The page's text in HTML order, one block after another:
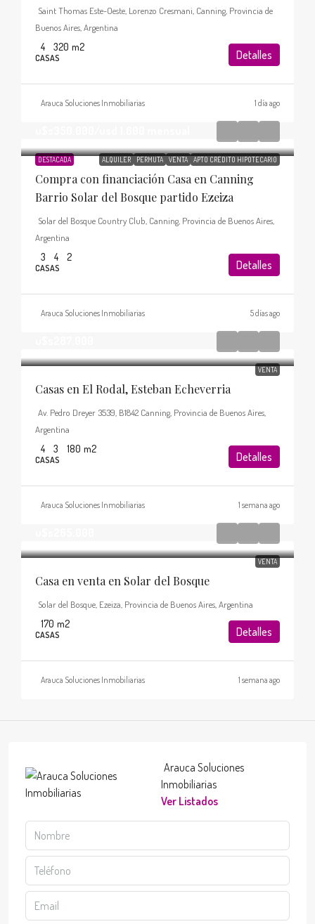
Saint Thomas Este-Oeste, Lorenzo Cresmani, Canning, Provincia de
Buenos Aires, Argentina
4 320 m2
CASAS Detalles
Arauca Soluciones Inmobiliarias 1 día ago
DESTACADA ALQUILER PERMUTA VENTA APTO CRÉDITO HIPOTECARIO
Compra con financiación Casa en Canning
Barrio Solar del Bosque partido Ezeiza
Solar del Bosque Country Club, Canning, Provincia de Buenos Aires,
Argentina
3 4 2
CASAS Detalles
Arauca Soluciones Inmobiliarias 5 días ago
VENTA
Casas en El Rodal, Esteban Echeverria
Av. Pedro Dreyer 3539, B1842 Canning, Provincia de Buenos Aires,
Argentina
4 3 180 m2
CASAS Detalles
Arauca Soluciones Inmobiliarias 1 semana ago
VENTA
Casa en venta en Solar del Bosque
Solar del Bosque, Ezeiza, Provincia de Buenos Aires, Argentina
170 m2
CASAS Detalles
Arauca Soluciones Inmobiliarias 1 semana ago
Arauca Soluciones
Inmobiliarias
Ver Listados